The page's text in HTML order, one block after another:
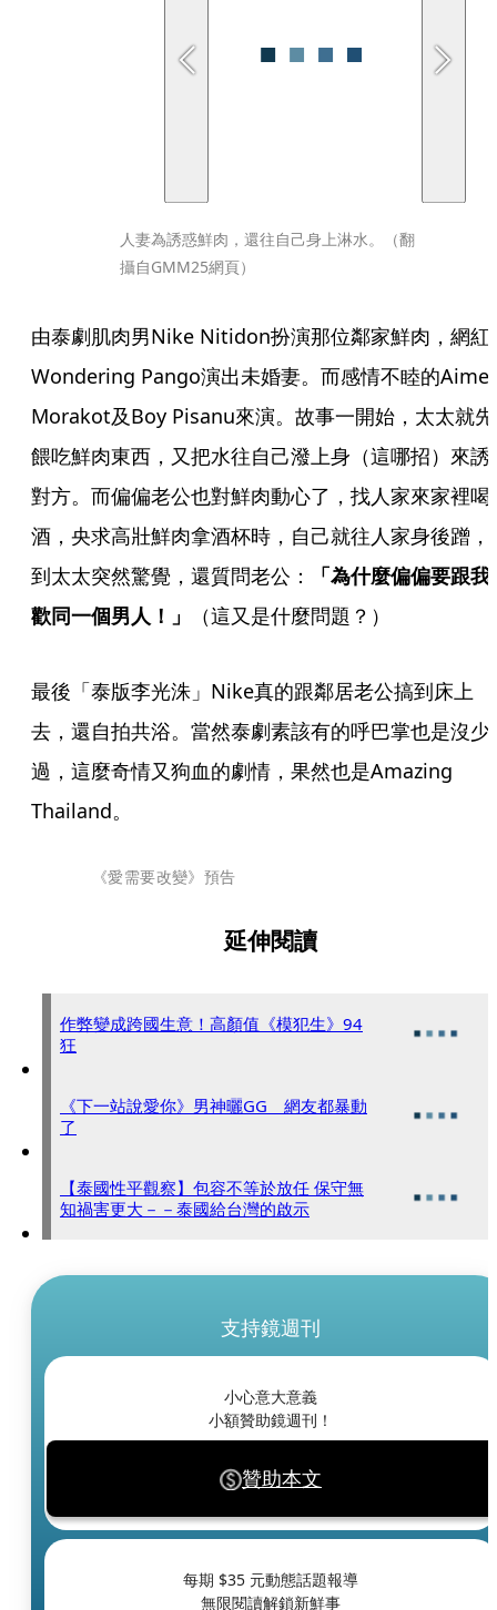
人妻為誘惑鮮肉，還往自己身上淋水。（翻
攝自GMM25網頁）
由泰劇肌肉男Nike Nitidon扮演那位鄰家鮮肉，網紅
Wondering Pango演出未婚妻。而感情不睦的
Morakot及Boy Pisanu來演。故事一開始，太太就先
餵吃鮮肉東西，又把水往自己潑上身（這哪招）來誘
對方。而偏偏老公也對鮮肉動心了，找人家來家裡喝
酒，央求高壯鮮肉拿酒杯時，自己就往人家身後蹭，
到太太突然驚覺，還質問老公：
「為什麼偏偏要跟我
歡同一個男人！」
（這又是什麼問題？）
最後「泰版李光洙」Nike真的跟鄰居老公搞到床上
去，還自拍共浴。當然泰劇素該有的呼巴掌也是沒少
過，這麼奇情又狗血的劇情，果然也是Amazing
Thailand。
《愛需要改變》預告
延伸閱讀
作弊變成跨國生意！高顏值《模犯生》94
狂
《下一站說愛你》男神曬GG 網友都暴動
了
【泰國性平觀察】包容不等於放任 保守無
知禍害更大－－泰國給台灣的啟示
支持鏡週刊
小心意大意義
小額贊助鏡週刊！
贊助本文
每期 $35 元動態話題報導
無限閱讀解鎖新鮮事